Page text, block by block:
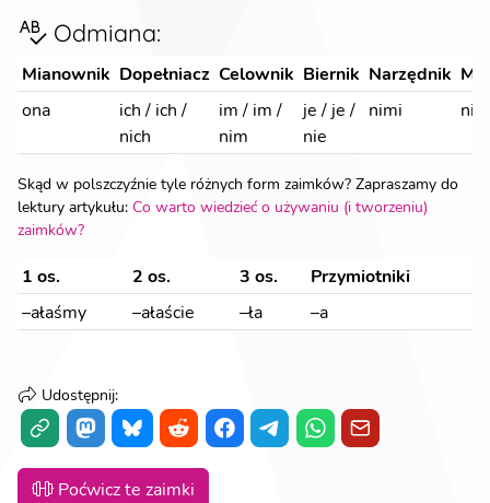
Odmiana:
Mianownik Dopełniacz Celownik Biernik Narzędnik
ona
ich / ich /
nich
im / im /
nim
je / je /
nie
nimi
Skąd w polszczyźnie tyle różnych form zaimków? Zapraszamy do
lektury artykułu: Co warto wiedzieć o używaniu (i tworzeniu)
zaimków?
1 os. 2 os. 3 os.
Przymiotniki
–ałaśmy
–ałaście –ła –a
Udostępnij:
Poćwicz te zaimki